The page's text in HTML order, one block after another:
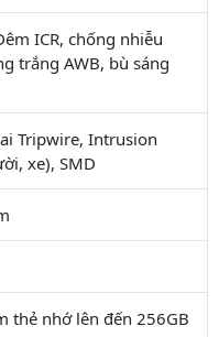
ICR, chống nhiễu
trắng AWB, bù sáng
Tripwire, Intrusion
xe), SMD
thẻ nhớ lên đến 256GB